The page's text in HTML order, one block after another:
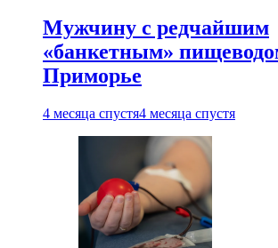
Мужчину с редчайшим
«банкетным»
Приморье
4 месяца спустя4 месяца спустя